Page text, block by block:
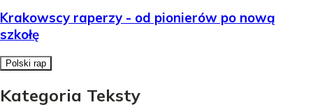
Krakowscy raperzy - od pionierów po nową
szkołę
Polski rap
Kategoria Teksty